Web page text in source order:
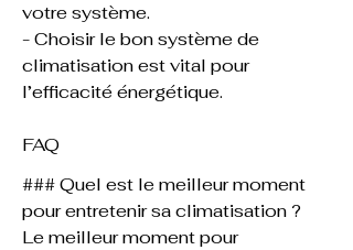
votre système.
- Choisir le bon système de
climatisation est vital pour
l’efficacité énergétique.
FAQ
### Quel est le meilleur moment
pour entretenir sa climatisation ?
Le meilleur moment pour